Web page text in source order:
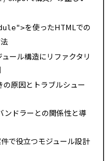
を使ったHTMLでの
ール構造にリファクタリ
原因とトラブルシュー
ドラーとの関係性と導
で役立つモジュール設計